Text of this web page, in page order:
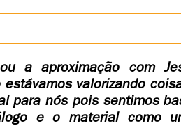
a aproximação com
valorizando
para nós pois sentimos
e o material como